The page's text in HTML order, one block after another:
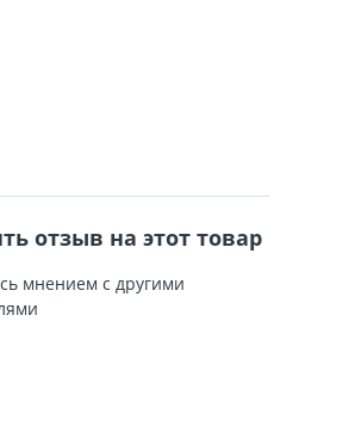
отзыв на этот товар
мнением с другими